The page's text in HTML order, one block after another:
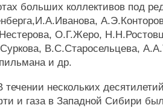
больших коллективов под
О.Г.Жеро,
В.С.Старосельцева,
и др.
течении нескольких
и газа в Западной Сибири